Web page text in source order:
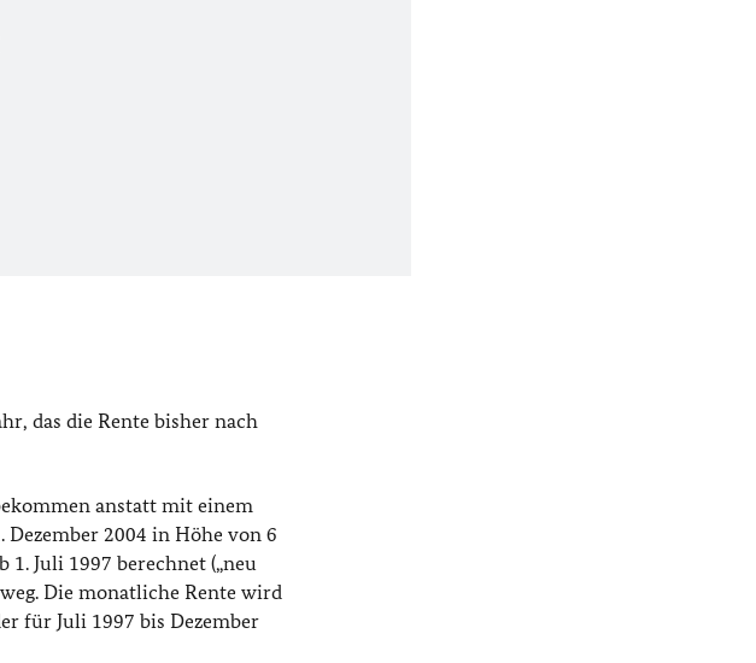
das die Rente bisher nach
anstatt mit einem
2004 in Höhe von 6
Juli 1997 berechnet („neu
Die monatliche Rente wird
für Juli 1997 bis Dezember